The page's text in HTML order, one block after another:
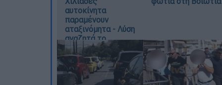
αυτοκίνητα
παραμένουν
αταξινόμητα - Λύση
αναζητά το
υπουργείο